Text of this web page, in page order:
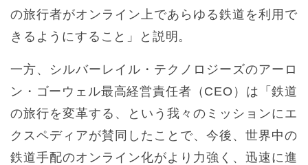
の旅行者がオンライン上であらゆる鉄道を利用で
きるようにすること」と説明。
一方、シルバーレイル・テクノロジーズのアーロ
ン・ゴーウェル最高経営責任者（CEO）は「鉄道
の旅行を変革する、という我々のミッションにエ
クスペディアが賛同したことで、今後、世界中の
鉄道手配のオンライン化がより力強く、迅速に進